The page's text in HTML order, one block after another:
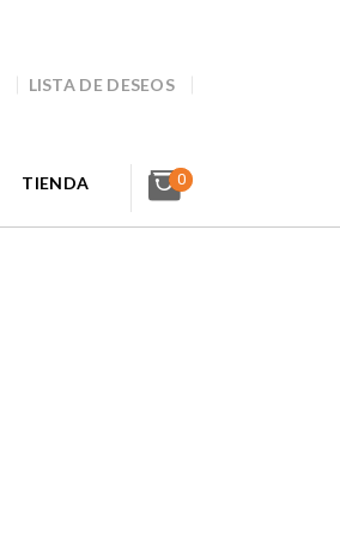
LISTA DE DESEOS
TIENDA 0